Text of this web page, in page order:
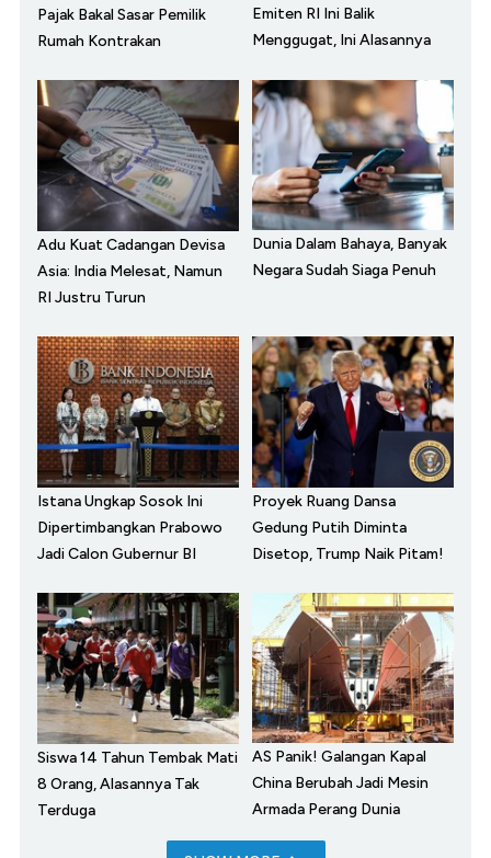
Pajak Bakal Sasar Pemilik
Rumah Kontrakan
Emiten RI Ini Balik
Menggugat, Ini Alasannya
Adu Kuat Cadangan Devisa
Asia: India Melesat, Namun
RI Justru Turun
Dunia Dalam Bahaya, Banyak
Negara Sudah Siaga Penuh
Istana Ungkap Sosok Ini
Dipertimbangkan Prabowo
Jadi Calon Gubernur BI
Proyek Ruang Dansa
Gedung Putih Diminta
Disetop, Trump Naik Pitam!
Siswa 14 Tahun Tembak Mati
8 Orang, Alasannya Tak
Terduga
AS Panik! Galangan Kapal
China Berubah Jadi Mesin
Armada Perang Dunia